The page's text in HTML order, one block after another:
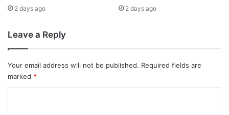
नी
र
बा
जा
र
2 days ago 2 days ago
Leave a Reply
Your email address will not be published. Required fields are
marked *